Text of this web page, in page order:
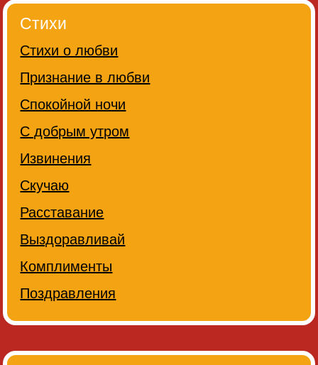
Стихи
Стихи о любви
Признание в любви
Спокойной ночи
С добрым утром
Извинения
Скучаю
Расставание
Выздоравливай
Комплименты
Поздравления